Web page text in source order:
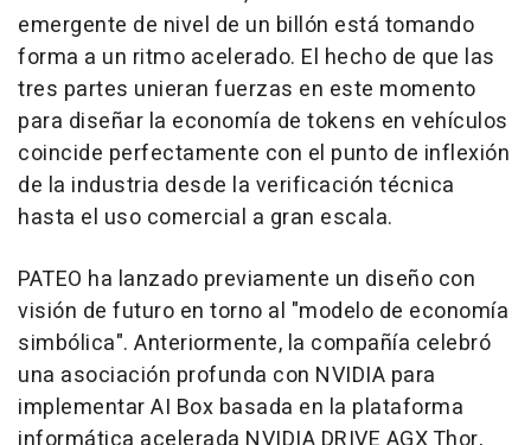
emergente de nivel de un billón está tomando
forma a un ritmo acelerado. El hecho de que las
tres partes unieran fuerzas en este momento
para diseñar la economía de tokens en vehículos
coincide perfectamente con el punto de inflexión
de la industria desde la verificación técnica
hasta el uso comercial a gran escala.
PATEO ha lanzado previamente un diseño con
visión de futuro en torno al "modelo de economía
simbólica". Anteriormente, la compañía celebró
una asociación profunda con NVIDIA para
implementar AI Box basada en la plataforma